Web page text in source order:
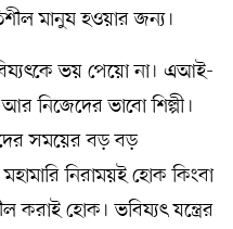
মানুষ হওয়ার জন্য।
ভয় পেয়ো না। এআই-
নিজেদের ভাবো শিল্পী।
সময়ের বড় বড়
নিরাময়ই হোক কিংবা
করাই হোক। ভবিষ্যৎ যন্ত্রের